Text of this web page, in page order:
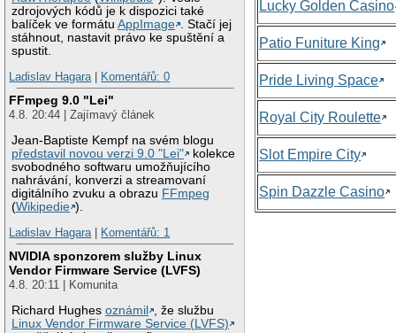
zdrojových kódů je k dispozici také
balíček ve formátuAppImage
. Stačí jej
stáhnout, nastavit právo ke spuštění a
spustit.
Ladislav Hagara| Komentářů: 0
FFmpeg 9.0 "Lei"
4.8. 20:44 | Zajímavý článek
Jean-Baptiste Kempf na svém blogu
představil novou verzi 9.0 "Lei"
kolekce
svobodného softwaru umožňujícího
nahrávání, konverzi a streamovaní
digitálního zvuku a obrazu FFmpeg
(Wikipedie ).
Ladislav Hagara| Komentářů: 1
NVIDIA sponzorem služby Linux
Vendor Firmware Service (LVFS)
4.8. 20:11 | Komunita
Richard Hughesoznámil
, že službu
Linux Vendor Firmware Service (LVFS)
Lucky Golden Casino
Patio Funiture King
Pride Living Space
Royal City Roulette
Slot Empire City
Spin Dazzle Casino